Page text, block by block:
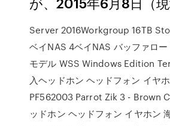
Server 2016Workgroup 16TB
ベイNAS 4ベイNAS バッファロー
モデル WSS Windows Edition
入ヘッドホン ヘッドフォン イヤ
PF562003 Parrot Zik 3 - Brown
ッドホン ヘッドフォン イヤホン